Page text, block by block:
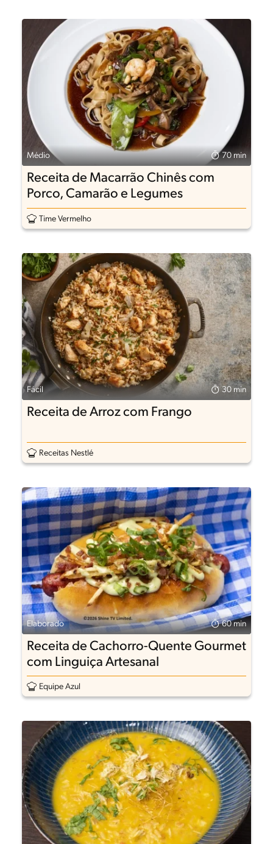
Médio 70 min
Receita de Macarrão Chinês com
Porco, Camarão e Legumes
Time Vermelho
Fácil 30 min
Receita de Arroz com Frango
Receitas Nestlé
Elaborado 60 min
Receita de Cachorro-Quente Gourmet
com Linguiça Artesanal
Equipe Azul